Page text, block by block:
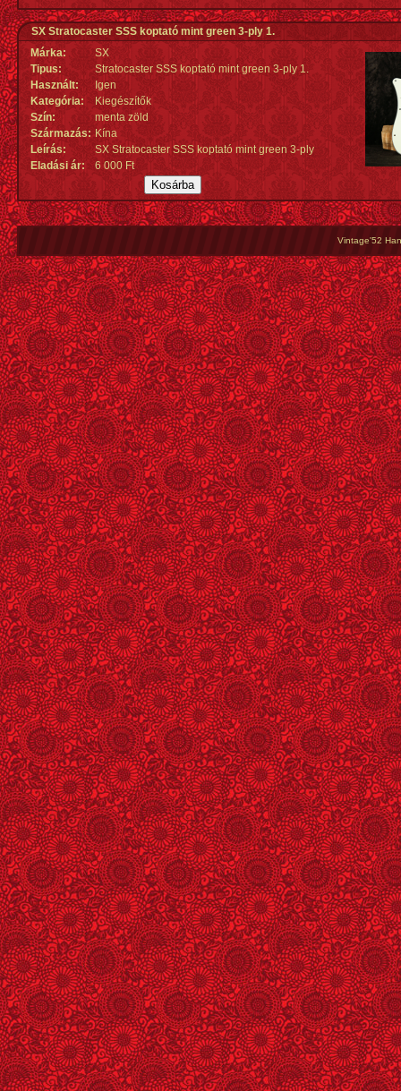
SX Stratocaster SSS koptató mint green 3-ply 1.
Márka:
SX
Tipus:
Stratocaster SSS koptató mint green 3-ply 1.
Használt:
Igen
Kategória:
Kiegészítők
Szín:
menta zöld
Származás: Kína
Leírás:
SX Stratocaster SSS koptató mint green 3-ply
Eladási ár:
6 000 Ft
Vintage'52